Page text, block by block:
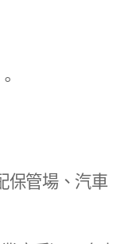
保管場、汽車